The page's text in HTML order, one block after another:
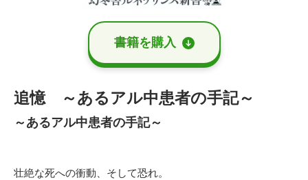
書籍を購⼊
追憶 ～あるアル中患者の手記～
～あるアル中患者の手記～
壮絶な死への衝動、そして恐れ。